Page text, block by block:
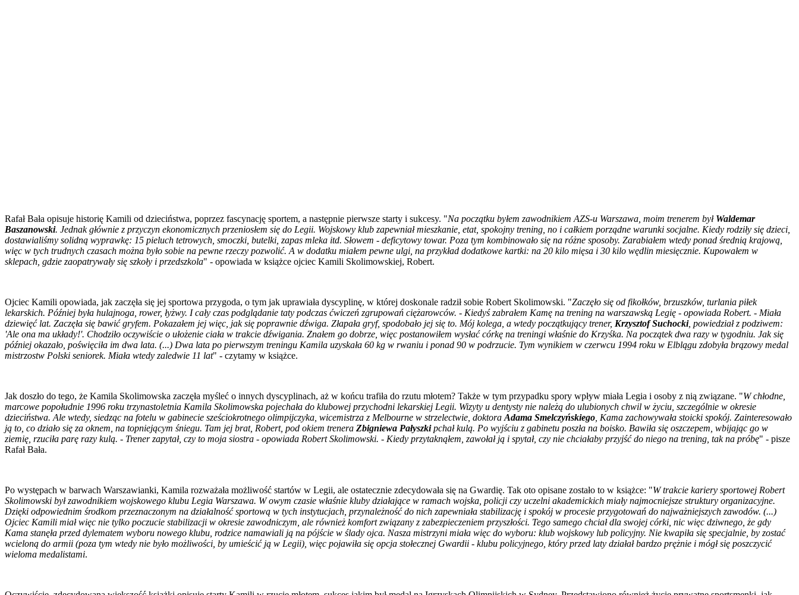
Rafał Bała opisuje historię Kamili od dzieciństwa, poprzez fascynację sportem, a następnie pierwsze starty i sukcesy. "Na początku byłem zawodnikiem AZS-u Warszawa, moim trenerem był Waldemar
Baszanowski. Jednak głównie z przyczyn ekonomicznych przeniosłem się do Legii. Wojskowy klub zapewniał mieszkanie, etat, spokojny trening, no i całkiem porządne warunki socjalne. Kiedy rodziły się dzieci,
dostawialiśmy solidną wyprawkę: 15 pieluch tetrowych, smoczki, butelki, zapas mleka itd. Słowem - deficytowy towar. Poza tym kombinowało się na różne sposoby. Zarabiałem wtedy ponad średnią krajową,
więc w tych trudnych czasach można było sobie na pewne rzeczy pozwolić. A w dodatku miałem pewne ulgi, na przykład dodatkowe kartki: na 20 kilo mięsa i 30 kilo wędlin miesięcznie. Kupowałem w
sklepach, gdzie zaopatrywały się szkoły i przedszkola" - opowiada w książce ojciec Kamili Skolimowskiej, Robert.
Ojciec Kamili opowiada, jak zaczęła się jej sportowa przygoda, o tym jak uprawiała dyscyplinę, w której doskonale radził sobie Robert Skolimowski. "Zaczęło się od fikołków, brzuszków, turlania piłek
lekarskich. Później była hulajnoga, rower, łyżwy. I cały czas podglądanie taty podczas ćwiczeń zgrupowań ciężarowców. - Kiedyś zabrałem Kamę na trening na warszawską Legię - opowiada Robert. - Miała
dziewięć lat. Zaczęła się bawić gryfem. Pokazałem jej więc, jak się poprawnie dźwiga. Złapała gryf, spodobało jej się to. Mój kolega, a wtedy początkujący trener, Krzysztof Suchocki, powiedział z podziwem:
'Ale ona ma układy!'. Chodziło oczywiście o ułożenie ciała w trakcie dźwigania. Znałem go dobrze, więc postanowiłem wysłać córkę na treningi właśnie do Krzyśka. Na początek dwa razy w tygodniu. Jak się
później okazało, poświęciła im dwa lata. (...) Dwa lata po pierwszym treningu Kamila uzyskała 60 kg w rwaniu i ponad 90 w podrzucie. Tym wynikiem w czerwcu 1994 roku w Elblągu zdobyła brązowy medal
mistrzostw Polski seniorek. Miała wtedy zaledwie 11 lat" - czytamy w książce.
Jak doszło do tego, że Kamila Skolimowska zaczęła myśleć o innych dyscyplinach, aż w końcu trafiła do rzutu młotem? Także w tym przypadku spory wpływ miała Legia i osoby z nią związane. "W chłodne,
marcowe popołudnie 1996 roku trzynastoletnia Kamila Skolimowska pojechała do klubowej przychodni lekarskiej Legii. Wizyty u dentysty nie należą do ulubionych chwil w życiu, szczególnie w okresie
dzieciństwa. Ale wtedy, siedząc na fotelu w gabinecie sześciokrotnego olimpijczyka, wicemistrza z Melbourne w strzelectwie, doktora Adama Smelczyńskiego , Kama zachowywała stoicki spokój. Zainteresowało
ją to, co działo się za oknem, na topniejącym śniegu. Tam jej brat, Robert, pod okiem trenera Zbigniewa Pałyszkipchał kulą. Po wyjściu z gabinetu poszła na boisko. Bawiła się oszczepem, wbijając go w
ziemię, rzuciła parę razy kulą. - Trener zapytał, czy to moja siostra - opowiada Robert Skolimowski. - Kiedy przytaknąłem, zawołał ją i spytał, czy nie chciałaby przyjść do niego na trening, tak na próbę" - pisze
Rafał Bała.
Po występach w barwach Warszawianki, Kamila rozważała możliwość startów w Legii, ale ostatecznie zdecydowała się na Gwardię. Tak oto opisane zostało to w książce: "W trakcie kariery sportowej Robert
Skolimowski był zawodnikiem wojskowego klubu Legia Warszawa. W owym czasie właśnie kluby działające w ramach wojska, policji czy uczelni akademickich miały najmocniejsze struktury organizacyjne.
Dzięki odpowiednim środkom przeznaczonym na działalność sportową w tych instytucjach, przynależność do nich zapewniała stabilizację i spokój w procesie przygotowań do najważniejszych zawodów. (...)
Ojciec Kamili miał więc nie tylko poczucie stabilizacji w okresie zawodniczym, ale również komfort związany z zabezpieczeniem przyszłości. Tego samego chciał dla swojej córki, nic więc dziwnego, że gdy
Kama stanęła przed dylematem wyboru nowego klubu, rodzice namawiali ją na pójście w ślady ojca. Nasza mistrzyni miała więc do wyboru: klub wojskowy lub policyjny. Nie kwapiła się specjalnie, by zostać
wcieloną do armii (poza tym wtedy nie było możliwości, by umieścić ją w Legii), więc pojawiła się opcja stołecznej Gwardii - klubu policyjnego, który przed laty działał bardzo prężnie i mógł się poszczycić
wieloma medalistami.